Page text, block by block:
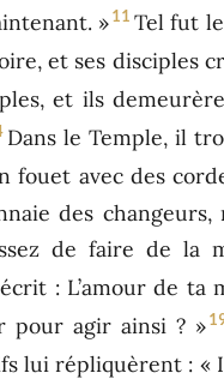
»11 Tel fut
et ses disciples
et ils
Dans le Temple, il
fouet avec des
des changeurs,
de faire de la
: L’amour de ta
pour agir ainsi ? »
lui répliquèrent : «